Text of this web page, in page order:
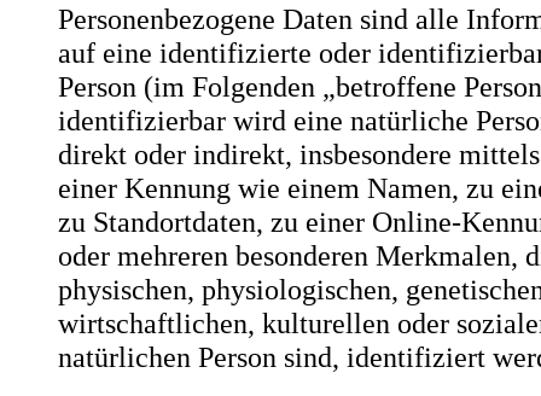
Personenbezogene Daten sind alle
auf eine identifizierte oder
Person (im Folgenden „betroffene
identifizierbar wird eine natürliche
direkt oder indirekt, insbesondere
einer Kennung wie einem Namen, zu
zu Standortdaten, zu einer Online-
oder mehreren besonderen Merkmalen,
physischen, physiologischen,
wirtschaftlichen, kulturellen oder
natürlichen Person sind, identifiziert